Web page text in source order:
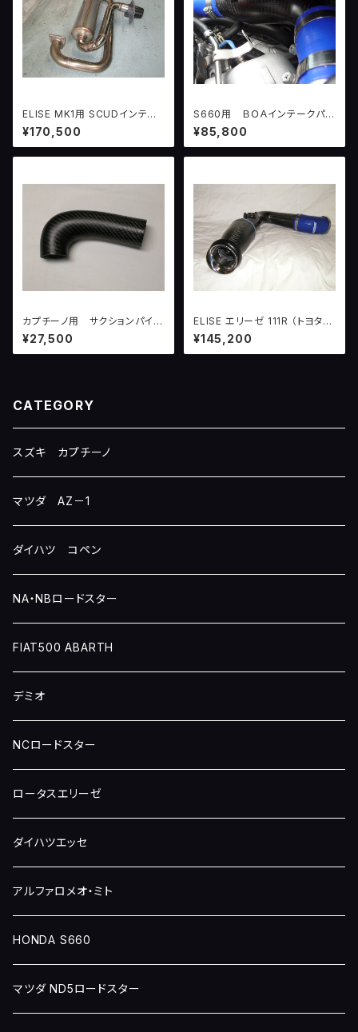
ELISE MK1用 SCUDインテグ
ラルエキゾーストシステム
¥170,500
S660用 ＢＯＡインテークパイ
プ Ｘ７
¥85,800
カプチーノ用 サクションパイプ
（シリコーンホース二種付き）
¥27,500
ELISE エリーゼ 111R （トヨタ２
ZZエンジン） 用 SCUD 吸気濾
過システム version4 + BOA
¥145,200
CATEGORY
スズキ カプチーノ
マツダ AZ－1
ダイハツ コペン
NA・NBロードスター
FIAT500 ABARTH
デミオ
NCロードスター
ロータスエリーゼ
ダイハツエッセ
アルファロメオ・ミト
HONDA S660
マツダ ND5ロードスター